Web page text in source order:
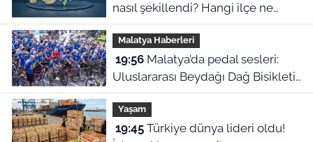
nasıl şekillendi? Hangi ilçe ne
zaman ilçe oldu?
Malatya Haberleri
19:56Malatya’da pedal sesleri:
Uluslararası Beydağı Dağ Bisikleti
Yarışı kortejle başladı
Yaşam
19:45Türkiye dünya lideri oldu!